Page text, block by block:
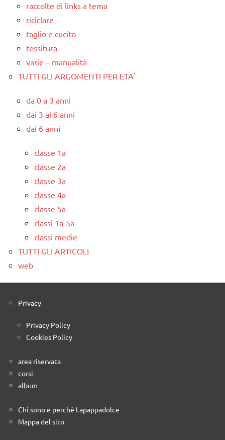
raccolte di links a tema
riciclare
taglio e cucito
tessitura
varie – manualità
TUTTI GLI ARGOMENTI PER ETA'
da 0 a 3 anni
dai 3 ai 6 anni
dai 6 anni
classe 1a
classe 2a
classe 3a
classe 4a
classe 5a
classi 1a-5a
classi medie
TUTTI GLI ARTICOLI
web
Privacy
Privacy Policy
Cookies Policy
area riservata
corsi
album
Chi sono e perchè Lapappadolce
Mappa del sito